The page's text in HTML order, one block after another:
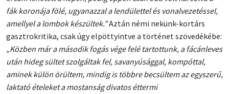
fák koronája fölé, ugyanazzal a lendülettel és vonalvezetéssel,
amellyel a lombok készültek.”Aztán némi nekünk-kortárs
gasztrokritika, csak úgy elpöttyintve a történet szövedékébe:
„Közben már a második fogás vége felé tartottunk, a fácánleves
után hideg sültet szolgáltak fel, savanyúsággal, kompóttal,
aminek külön örültem, mindig is többre becsültem az egyszerű,
laktató ételeket a mostanság divatos éttermi